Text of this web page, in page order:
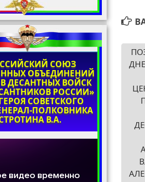
СОЮЗ
ОБЪЕДИНЕНИЙ
ДЕСАНТНЫХ ВОЙСК
РОССИИ»
СОВЕТСКОГО
ПОЛКОВНИКА
В.А.